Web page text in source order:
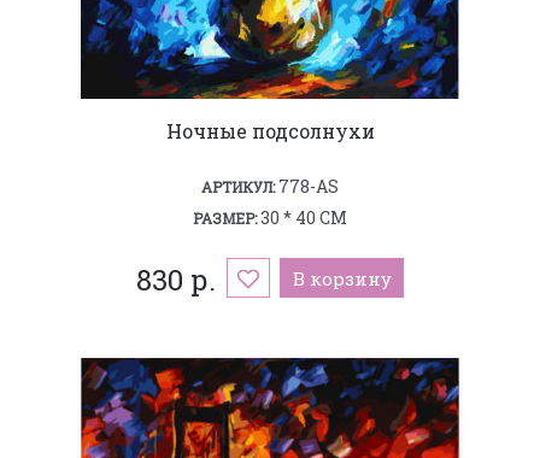
Ночные подсолнухи
АРТИКУЛ:778-AS
РАЗМЕР:30 * 40 СМ
830 р. В корзину